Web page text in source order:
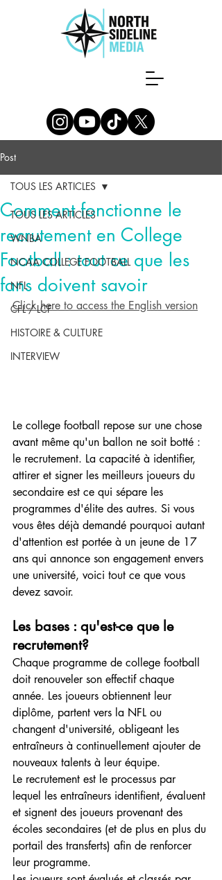
Post
TOUS LES ARTICLES
WNBA
NCAA COLLEGE FOOTBALL
NFL
CFL / LCF
HISTOIRE & CULTURE
INTERVIEW
TOUS LES ARTICLES
Comment fonctionne le
recrutement en College
Football : tout ce que les
fans doivent savoir
Click here to access the English version
Le college football repose sur une chose
avant même qu'un ballon ne soit botté :
le recrutement. La capacité à identifier,
attirer et signer les meilleurs joueurs du
secondaire est ce qui sépare les
programmes d'élite des autres. Si vous
vous êtes déjà demandé pourquoi autant
d'attention est portée à un jeune de 17
ans qui annonce son engagement envers
une université, voici tout ce que vous
devez savoir.
Les bases : qu'est-ce que le
recrutement?
Chaque programme de college football
doit renouveler son effectif chaque
année. Les joueurs obtiennent leur
diplôme, partent vers la NFL ou
changent d'université, obligeant les
entraîneurs à continuellement ajouter de
nouveaux talents à leur équipe.
Le recrutement est le processus par
lequel les entraîneurs identifient, évaluent
et signent des joueurs provenant des
écoles secondaires (et de plus en plus du
portail des transferts) afin de renforcer
leur programme.